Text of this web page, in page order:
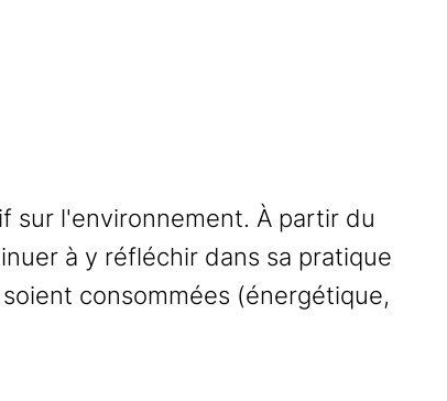
sur l'environnement. À partir du
à y réfléchir dans sa pratique
consommées (énergétique,